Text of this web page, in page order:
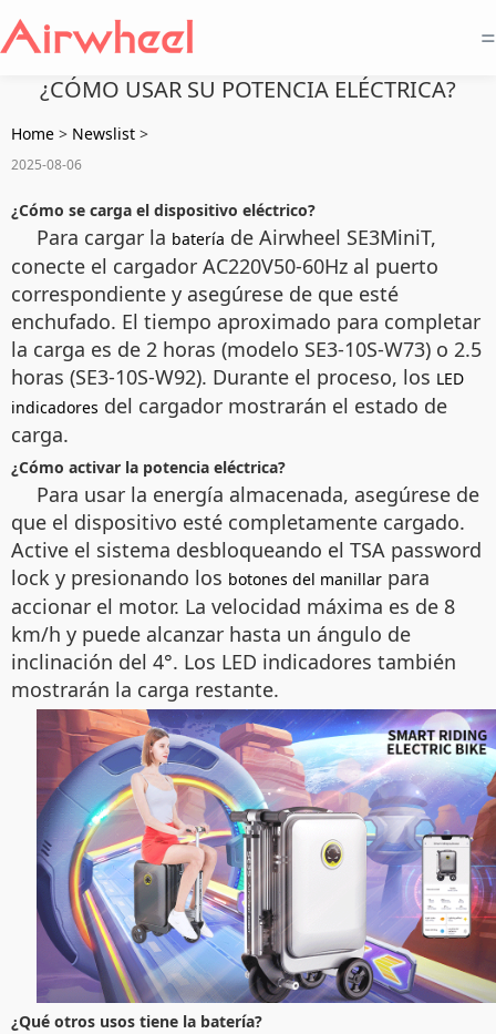
=
¿CÓMO USAR SU POTENCIA ELÉCTRICA?
Home > Newslist >
2025-08-06
¿Cómo se carga el dispositivo eléctrico?
Para cargar la batería de Airwheel SE3MiniT,
conecte el cargador AC220V50-60Hz al puerto
correspondiente y asegúrese de que esté
enchufado. El tiempo aproximado para completar
la carga es de 2 horas (modelo SE3-10S-W73) o 2.5
horas (SE3-10S-W92). Durante el proceso, los LED
indicadores del cargador mostrarán el estado de
carga.
¿Cómo activar la potencia eléctrica?
Para usar la energía almacenada, asegúrese de
que el dispositivo esté completamente cargado.
Active el sistema desbloqueando el TSA password
lock y presionando los botones del manillar para
accionar el motor. La velocidad máxima es de 8
km/h y puede alcanzar hasta un ángulo de
inclinación del 4°. Los LED indicadores también
mostrarán la carga restante.
¿Qué otros usos tiene la batería?